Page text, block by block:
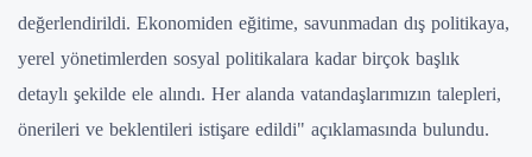
değerlendirildi. Ekonomiden eğitime, savunmadan dış politikaya,
yerel yönetimlerden sosyal politikalara kadar birçok başlık
detaylı şekilde ele alındı. Her alanda vatandaşlarımızın talepleri,
önerileri ve beklentileri istişare edildi" açıklamasında bulundu.